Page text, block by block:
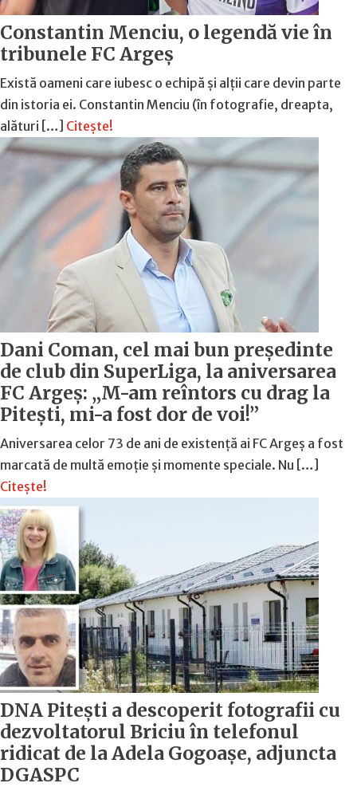
Constantin Menciu, o legendă vie în
tribunele FC Argeș
Există oameni care iubesc o echipă și alţii care devin parte
din istoria ei. Constantin Menciu (în fotografie, dreapta,
alături […] Citește!
Dani Coman, cel mai bun preşedinte
de club din SuperLiga, la aniversarea
FC Argeş: „M-am reîntors cu drag la
Piteşti, mi-a fost dor de voi!”
Aniversarea celor 73 de ani de existență ai FC Argeș a fost
marcată de multă emoție şi momente speciale. Nu […]
Citește!
DNA Piteşti a descoperit fotografii cu
dezvoltatorul Briciu în telefonul
ridicat de la Adela Gogoaşe, adjuncta
DGASPC